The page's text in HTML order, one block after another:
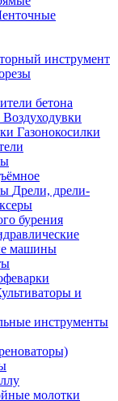
инструмент
бетона
Воздуходувки
Газонокосилки
Дрели, дрели-
бурения
машины
и
инструменты